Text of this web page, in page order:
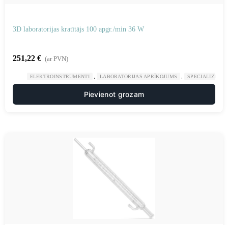
3D laboratorijas kratītājs 100 apgr./min 36 W
251,22 € (ar PVN)
ELEKTROINSTRUMENTI LABORATORIJAS APRĪKOJUMS
Pievienot grozam